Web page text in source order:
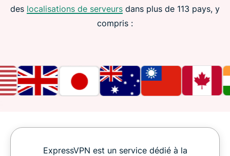
des localisations de serveurs dans plus de 113 pays, y
compris :
ExpressVPN est un service dédié à la